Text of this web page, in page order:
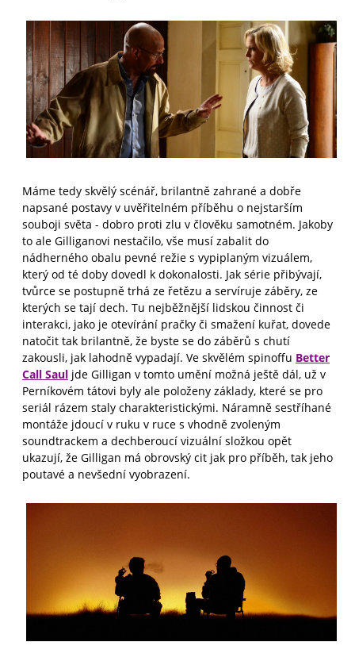
Máme tedy skvělý scénář, brilantně zahrané a dobře
napsané postavy v uvěřitelném příběhu o nejstarším
souboji světa - dobro proti zlu v člověku samotném. Jakoby
to ale Gilliganovi nestačilo, vše musí zabalit do
nádherného obalu pevné režie s vypiplaným vizuálem,
který od té doby dovedl k dokonalosti. Jak série přibývají,
tvůrce se postupně trhá ze řetězu a servíruje záběry, ze
kterých se tají dech. Tu nejběžnější lidskou činnost či
interakci, jako je otevírání pračky či smažení kuřat, dovede
natočit tak brilantně, že byste se do záběrů s chutí
zakousli, jak lahodně vypadají. Ve skvělém spinoffu Better
Call Saul jde Gilligan v tomto umění možná ještě dál, už v
Perníkovém tátovi byly ale položeny základy, které se pro
seriál rázem staly charakteristickými. Náramně sestříhané
montáže jdoucí v ruku v ruce s vhodně zvoleným
soundtrackem a dechberoucí vizuální složkou opět
ukazují, že Gilligan má obrovský cit jak pro příběh, tak jeho
poutavé a nevšední vyobrazení.